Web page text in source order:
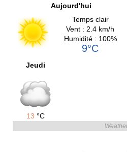
Aujourd'hui
Temps clair
Vent : 2.4 km/h
Humidité : 100%
9°C
Jeudi
13 °C